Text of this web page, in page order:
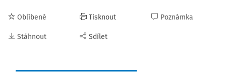
Oblíbené
Stáhnout
Tisknout
Sdílet
Poznámka